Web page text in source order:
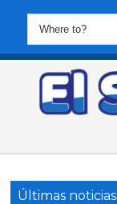
Últimas noticias